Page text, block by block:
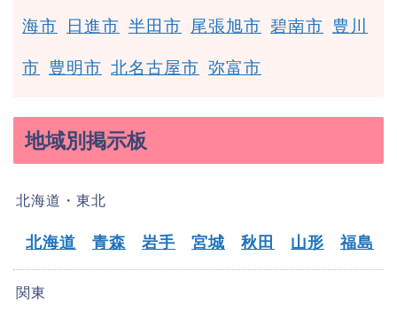
海市 日進市 半田市 尾張旭市 碧南市 豊川
市 豊明市 北名古屋市 弥富市
地域別掲示板
北海道・東北
北海道 青森 岩手 宮城 秋田 山形 福島
関東